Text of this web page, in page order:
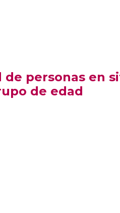
de personas en
de edad